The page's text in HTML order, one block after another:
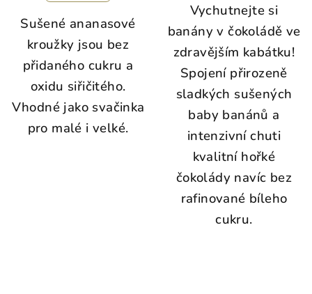
Sušené ananasové
kroužky jsou bez
přidaného cukru a
oxidu siřičitého.
Vhodné jako svačinka
pro malé i velké.
Vychutnejte si
banány v čokoládě ve
zdravějším kabátku!
Spojení přirozeně
sladkých sušených
baby banánů a
intenzivní chuti
kvalitní hořké
čokolády navíc bez
rafinované bíleho
cukru.